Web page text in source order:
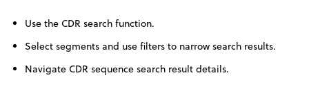
Use the CDR search function.
Select segments and use filters to narrow search results.
Navigate CDR sequence search result details.